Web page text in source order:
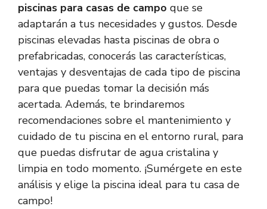
piscinas para casas de campo que se
adaptarán a tus necesidades y gustos. Desde
piscinas elevadas hasta piscinas de obra o
prefabricadas, conocerás las características,
ventajas y desventajas de cada tipo de piscina
para que puedas tomar la decisión más
acertada. Además, te brindaremos
recomendaciones sobre el mantenimiento y
cuidado de tu piscina en el entorno rural, para
que puedas disfrutar de agua cristalina y
limpia en todo momento. ¡Sumérgete en este
análisis y elige la piscina ideal para tu casa de
campo!